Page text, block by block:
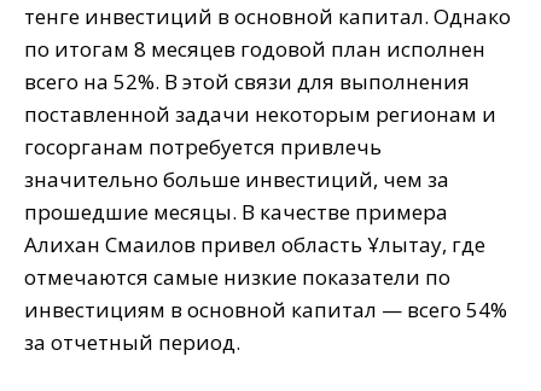
тенге инвестиций в основной капитал. Однако
по итогам 8 месяцев годовой план исполнен
всего на 52%. В этой связи для выполнения
поставленной задачи некоторым регионам и
госорганам потребуется привлечь
значительно больше инвестиций, чем за
прошедшие месяцы. В качестве примера
Алихан Смаилов привел область Ұлытау, где
отмечаются самые низкие показатели по
инвестициям в основной капитал — всего 54%
за отчетный период.